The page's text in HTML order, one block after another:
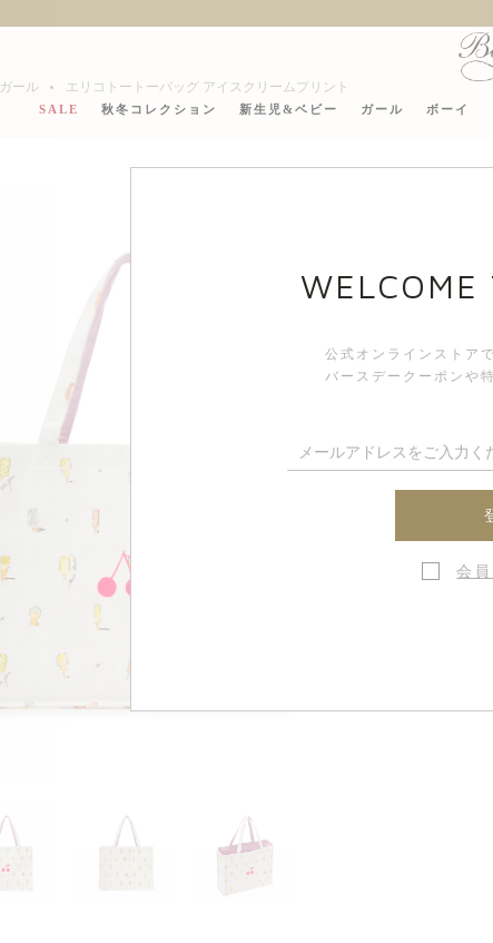
新作のお洋服を55,000円(税込)以上
SALE 秋冬コレクション 新生児&ベビー ガール ボーイ
ガール エリコトートーバッグ アイスクリームプリント
公式オンラインストア
バースデークーポンや
会